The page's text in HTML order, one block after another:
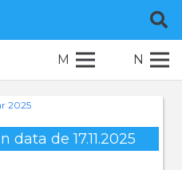
M N
2025
de 17.11.2025